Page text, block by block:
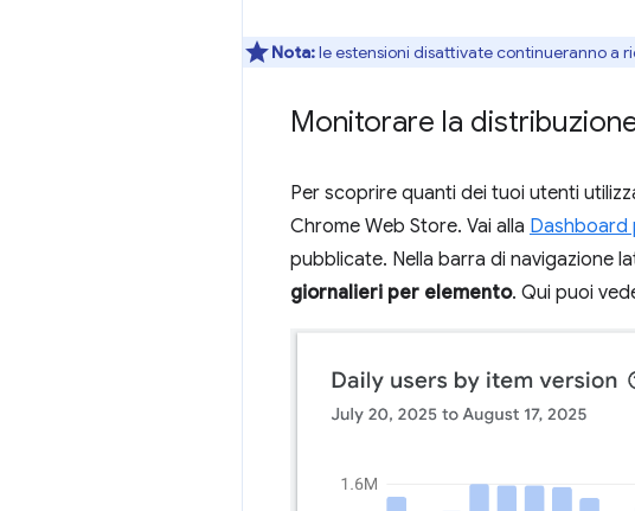
Nota:le estensioni disattivate continueranno a
Monitorare la
Per scoprire quanti dei tuoi utenti
Chrome Web Store. Vai alla Dashboard
pubblicate. Nella barra di navigazione
giornalieri per elemento. Qui puoi